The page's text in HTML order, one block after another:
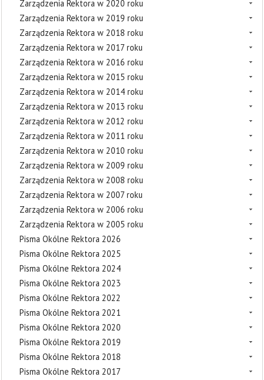
Zarządzenia Rektora w 2020 roku
Zarządzenia Rektora w 2019 roku
Zarządzenia Rektora w 2018 roku
Zarządzenia Rektora w 2017 roku
Zarządzenia Rektora w 2016 roku
Zarządzenia Rektora w 2015 roku
Zarządzenia Rektora w 2014 roku
Zarządzenia Rektora w 2013 roku
Zarządzenia Rektora w 2012 roku
Zarządzenia Rektora w 2011 roku
Zarządzenia Rektora w 2010 roku
Zarządzenia Rektora w 2009 roku
Zarządzenia Rektora w 2008 roku
Zarządzenia Rektora w 2007 roku
Zarządzenia Rektora w 2006 roku
Zarządzenia Rektora w 2005 roku
Pisma Okólne Rektora 2026
Pisma Okólne Rektora 2025
Pisma Okólne Rektora 2024
Pisma Okólne Rektora 2023
Pisma Okólne Rektora 2022
Pisma Okólne Rektora 2021
Pisma Okólne Rektora 2020
Pisma Okólne Rektora 2019
Pisma Okólne Rektora 2018
Pisma Okólne Rektora 2017